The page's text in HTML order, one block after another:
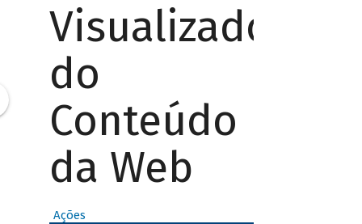
Visualizador
do
Conteúdo
da Web
Ações